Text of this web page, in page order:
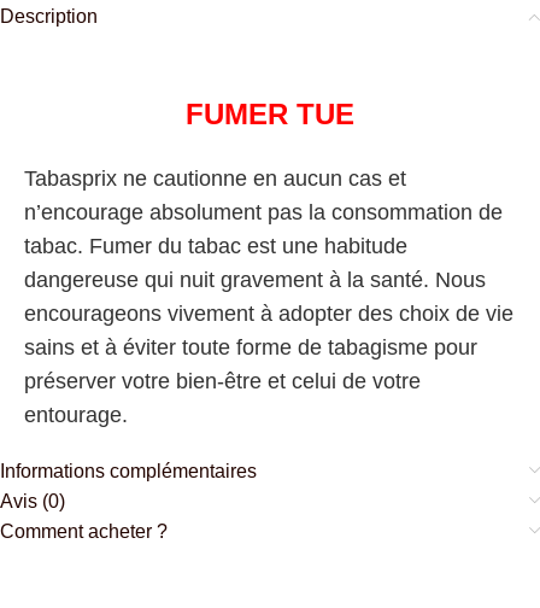
Description
FUMER TUE
Tabasprix ne cautionne en aucun cas et
n’encourage absolument pas la consommation de
tabac. Fumer du tabac est une habitude
dangereuse qui nuit gravement à la santé. Nous
encourageons vivement à adopter des choix de vie
sains et à éviter toute forme de tabagisme pour
préserver votre bien-être et celui de votre
entourage.
Informations complémentaires
Avis (0)
Comment acheter ?